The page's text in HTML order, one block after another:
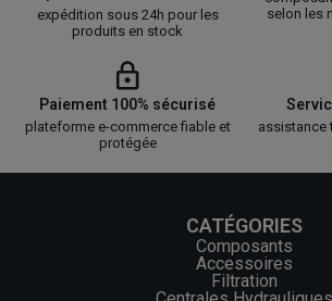
expédition sous 24h pour les
produits en stock
selon les
Paiement 100% sécurisé
plateforme e-commerce fiable et
protégée
assistance
CATÉGORIES
Composants
Accessoires
Filtration